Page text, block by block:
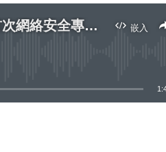
嵌入
美中舉行首次網絡安全專家組會議
available